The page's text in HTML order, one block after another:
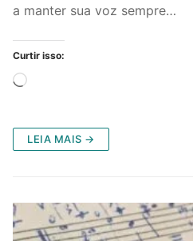
a manter sua voz sempre…
Curtir isso:
Carregando...
LEIA MAIS →